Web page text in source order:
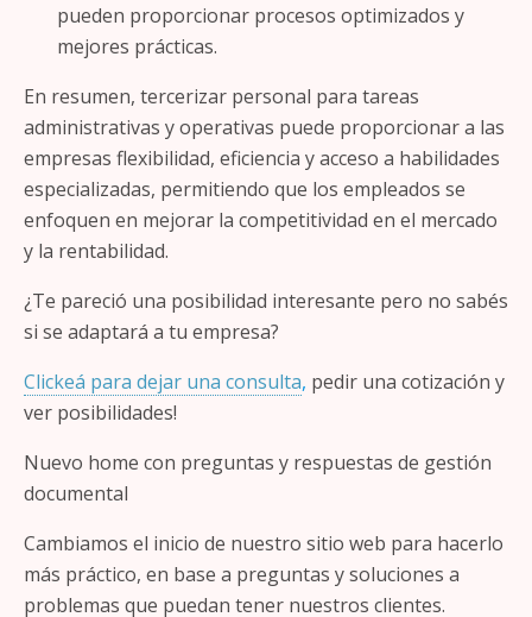
pueden proporcionar procesos optimizados y
mejores prácticas.
En resumen, tercerizar personal para tareas
administrativas y operativas puede proporcionar a las
empresas flexibilidad, eficiencia y acceso a habilidades
especializadas, permitiendo que los empleados se
enfoquen en mejorar la competitividad en el mercado
y la rentabilidad.
¿Te pareció una posibilidad interesante pero no sabés
si se adaptará a tu empresa?
Clickeá para dejar una consulta, pedir una cotización y
ver posibilidades!
Nuevo home con preguntas y respuestas de gestión
documental
Cambiamos el inicio de nuestro sitio web para hacerlo
más práctico, en base a preguntas y soluciones a
problemas que puedan tener nuestros clientes.